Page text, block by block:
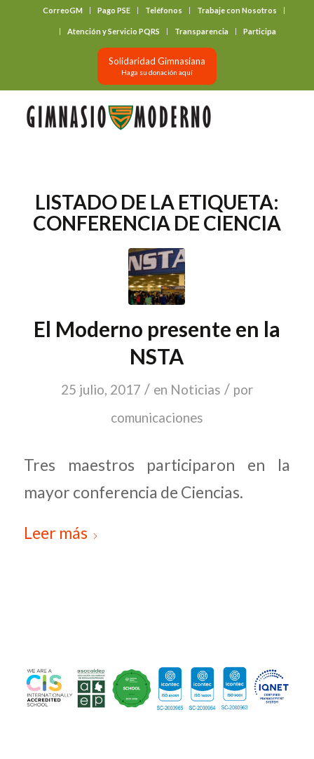
CorreoGM Pago PSE Teléfonos Trabaje con Nosotros
Atención y Servicio PQRS Transparencia Participa
Solidaridad Gimnasiana
Haga su donación aquí
LISTADO DE LA ETIQUETA:
CONFERENCIA DE CIENCIA
El Moderno presente en la
NSTA
25 julio, 2017 / en Noticias / por
comunicaciones
Tres maestros participaron en la
mayor conferencia de Ciencias.
Leer más